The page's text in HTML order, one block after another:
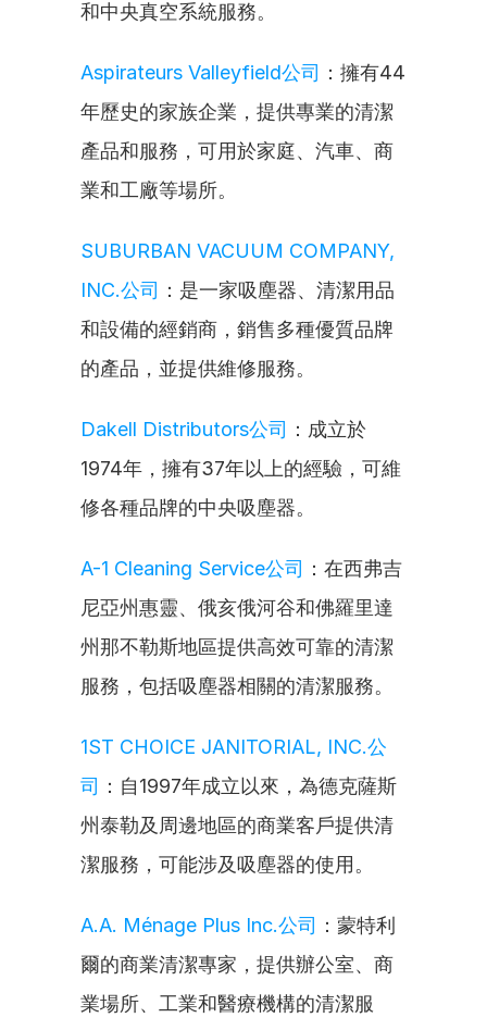
和中央真空系統服務。
Aspirateurs Valleyfield公司 ：擁有44
年歷史的家族企業，提供專業的清潔
產品和服務，可用於家庭、汽車、商
業和工廠等場所。
SUBURBAN VACUUM COMPANY,
INC.公司 ：是一家吸塵器、清潔用品
和設備的經銷商，銷售多種優質品牌
的產品，並提供維修服務。
Dakell Distributors公司 ：成立於
1974年，擁有37年以上的經驗，可維
修各種品牌的中央吸塵器。
A-1 Cleaning Service公司 ：在西弗吉
尼亞州惠靈、俄亥俄河谷和佛羅里達
州那不勒斯地區提供高效可靠的清潔
服務，包括吸塵器相關的清潔服務。
1ST CHOICE JANITORIAL, INC.公
司 ：自1997年成立以來，為德克薩斯
州泰勒及周邊地區的商業客戶提供清
潔服務，可能涉及吸塵器的使用。
A.A. Ménage Plus Inc.公司 ：蒙特利
爾的商業清潔專家，提供辦公室、商
業場所、工業和醫療機構的清潔服